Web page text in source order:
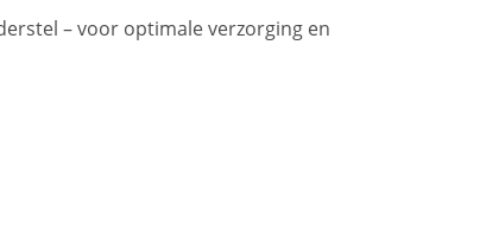
– voor optimale verzorging en